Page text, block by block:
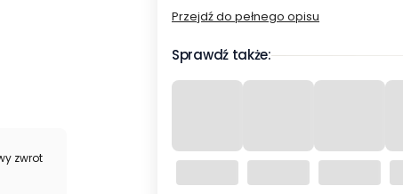
zwrot
Przejdź do pełnego opisu
Sprawdź także: